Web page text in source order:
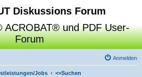
Diskussions Forum
ACROBAT® und PDF User-
Forum
Anmelden
Jobs <>Suchen